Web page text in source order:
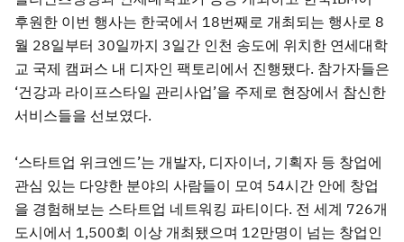
후원한 이번 행사는 한국에서 18번째로 개최되는 행사로 8
월 28일부터 30일까지 3일간 인천 송도에 위치한 연세대학
교 국제 캠퍼스 내 디자인 팩토리에서 진행됐다. 참가자들은
‘건강과 라이프스타일 관리사업’을 주제로 현장에서 참신한
서비스들을 선보였다.
‘스타트업 위크엔드’는 개발자, 디자이너, 기획자 등 창업에
관심 있는 다양한 분야의 사람들이 모여 54시간 안에 창업
을 경험해보는 스타트업 네트워킹 파티이다. 전 세계 726개
도시에서 1,500회 이상 개최됐으며 12만명이 넘는 창업인